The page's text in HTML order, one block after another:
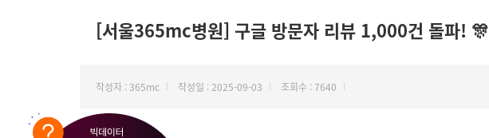
[서울365mc병원] 구글 방문자 리뷰 1,000건 돌파! 🎊
작성자 : 365mc 작성일 : 2025-09-03 조회수 : 7640